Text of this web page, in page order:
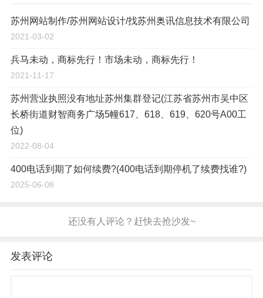
苏州网站制作/苏州网站设计/找苏州奥讯信息技术有限公司
2021-03-02
兵马未动，商标先行！市场未动，商标先行！
2021-11-17
苏州营业执照没有地址苏州集群登记(江苏省苏州市吴中区
长桥街道财智商务广场5幢617、618、619、620号A00工
位)
2022-08-04
400电话到期了如何续费?(400电话到期停机了续费找谁?)
2025-06-08
发表评论